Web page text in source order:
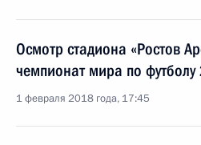
Осмотр стадиона «Ростов
чемпионат мира по
1 февраля 2018 года, 17:45